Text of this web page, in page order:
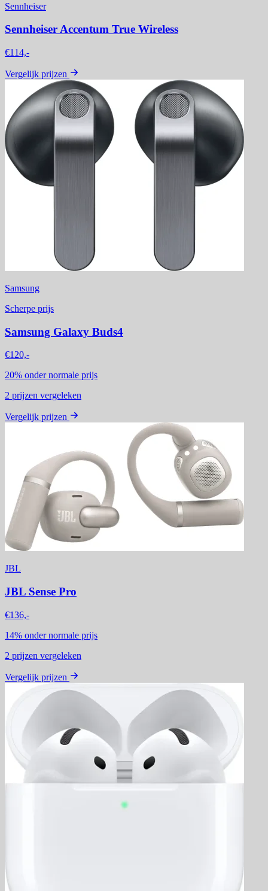
Sennheiser
Sennheiser Accentum True Wireless
€114,-
Vergelijk prijzen
Samsung
Scherpe prijs
Samsung Galaxy Buds4
€120,-
20% onder normale prijs
2 prijzen vergeleken
Vergelijk prijzen
JBL
JBL Sense Pro
€136,-
14% onder normale prijs
2 prijzen vergeleken
Vergelijk prijzen